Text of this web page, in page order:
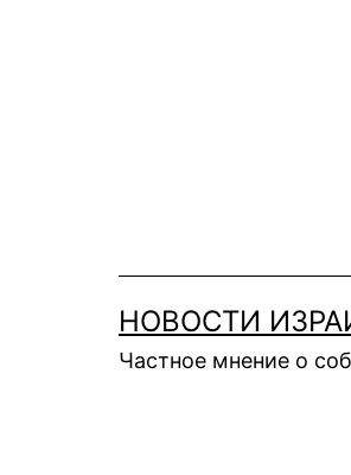
НОВОСТИ
Частное мнение о